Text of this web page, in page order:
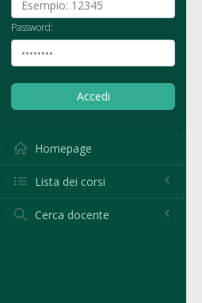
Password:
Homepage
Lista dei corsi
Cerca docente